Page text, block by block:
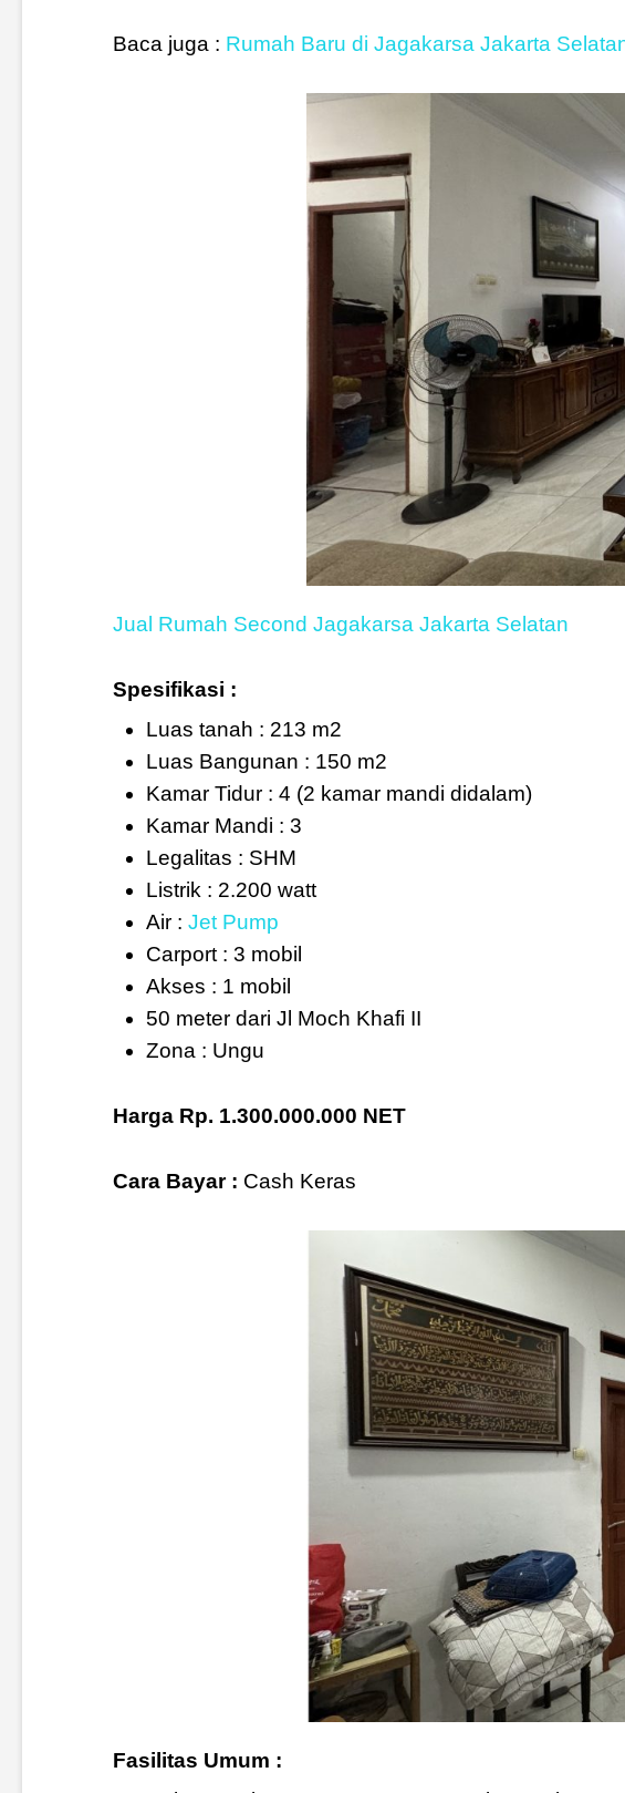
Baca juga : Rumah Baru di Jagakarsa Jakarta
Jual Rumah Second Jagakarsa Jakarta Selatan
Spesifikasi :
Luas tanah : 213 m2
Luas Bangunan : 150 m2
Kamar Tidur : 4 (2 kamar mandi didalam)
Kamar Mandi : 3
Legalitas : SHM
Listrik : 2.200 watt
Air : Jet Pump
Carport : 3 mobil
Akses : 1 mobil
50 meter dari Jl Moch Khafi II
Zona : Ungu
Harga Rp. 1.300.000.000 NET
Cara Bayar : Cash Keras
Fasilitas Umum :